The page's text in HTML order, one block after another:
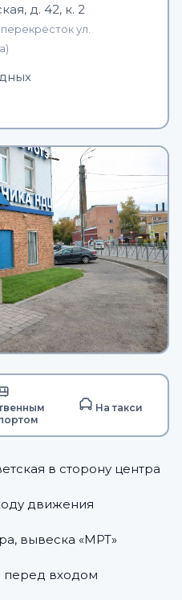
д. 42, к. 2
ул.
На такси
в сторону центра
движения
вывеска «МРТ»
перед входом